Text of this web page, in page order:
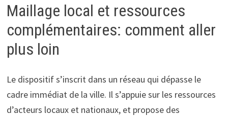
Maillage local et ressources
complémentaires: comment aller
plus loin
Le dispositif s’inscrit dans un réseau qui dépasse le
cadre immédiat de la ville. Il s’appuie sur les ressources
d’acteurs locaux et nationaux, et propose des